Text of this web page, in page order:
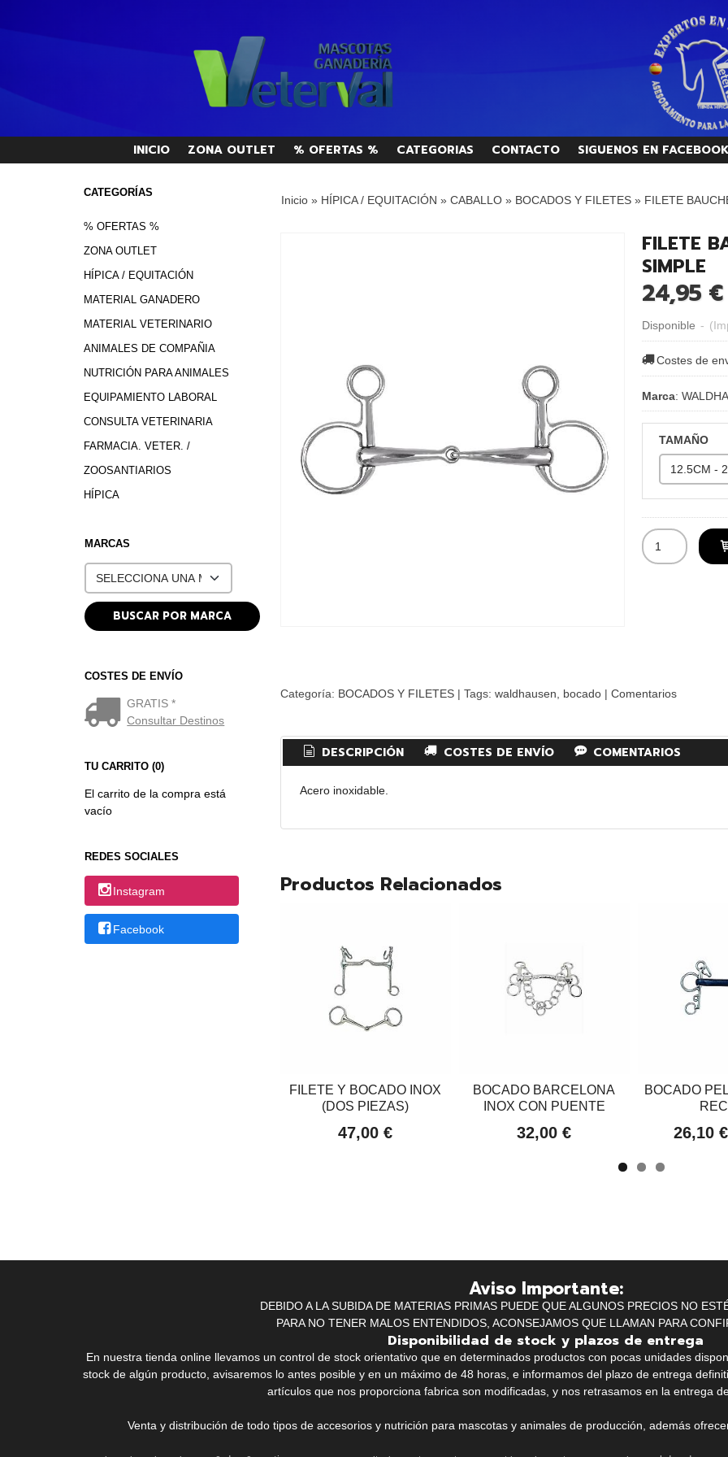
INICIO ZONA OUTLET % OFERTAS % CATEGORIAS CONTACTO SIGUENOS EN FACEBOOK
CATEGORÍAS
% OFERTAS %
ZONA OUTLET
HÍPICA / EQUITACIÓN
MATERIAL GANADERO
MATERIAL VETERINARIO
ANIMALES DE COMPAÑIA
NUTRICIÓN PARA ANIMALES
EQUIPAMIENTO LABORAL
CONSULTA VETERINARIA
FARMACIA. VETER. /
ZOOSANTIARIOS
HÍPICA
MARCAS
COSTES DE ENVÍO
GRATIS *
Consultar Destinos
TU CARRITO (0)
El carrito de la compra está
vacío
REDES SOCIALES
Instagram
Facebook
Inicio» HÍPICA / EQUITACIÓN » CABALLO» BOCADOS Y FILETES» FILETE
FILETE
SIMPLE
24,95 €
Disponible -
Costes de
Marca:
TAMAÑO
Categoría: BOCADOS Y FILETES| Tags: waldhausen bocado | Comentarios
DESCRIPCIÓN COSTES DE ENVÍO COMENTARIOS
Acero inoxidable.
Productos Relacionados
FILETE Y BOCADO INOX
(DOS PIEZAS)
47,00 €
BOCADO BARCELONA
INOX CON PUENTE
32,00 €
BOCADO
26,10
Aviso Importante:
DEBIDO A LA SUBIDA DE MATERIAS PRIMAS PUEDE QUE ALGUNOS PRECIOS NO
PARA NO TENER MALOS ENTENDIDOS, ACONSEJAMOS QUE LLAMAN PARA
Disponibilidad de stock y plazos de entrega
En nuestra tienda online llevamos un control de stock orientativo que en determinados productos con pocas unidades
stock de algún producto, avisaremos lo antes posible y en un máximo de 48 horas, e informamos del plazo de entrega
artículos que nos proporciona fabrica son modificadas, y nos retrasamos en la entrega
Venta y distribución de todo tipos de accesorios y nutrición para mascotas y animales de producción, además